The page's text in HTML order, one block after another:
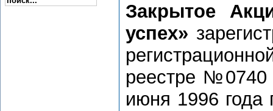
Закрытое
успех»
реестре №0740
июня 1996 года